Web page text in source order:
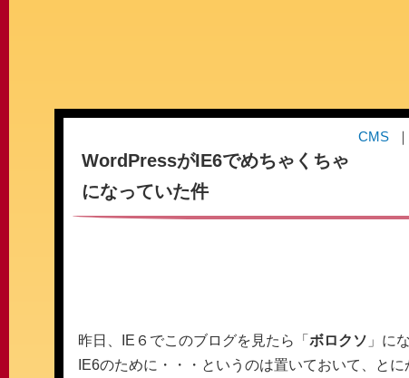
CMS
WordPressがIE6でめちゃくちゃ
になっていた件
昨日、IE６でこのブログを見たら「 ボロクソ 」に
IE6のために・・・というのは置いておいて、と